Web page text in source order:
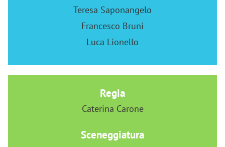
Teresa Saponangelo
Francesco Bruni
Luca Lionello
Regia
Caterina Carone
Sceneggiatura